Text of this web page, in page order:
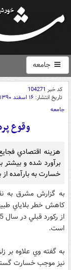
جامعه
کد خبر 104271
تاریخ انتشار: ۱۶ اسفند ۱۳۹۰ - ۲۰:۰۸
جامعه
وقوع
برآورد شده و بيشتر
خسارت به بارآمده
به گزارش مشرق به
كاهش خطر بلاياي
است.
به گفته وي علاوه بر
نيز موجب خسارت